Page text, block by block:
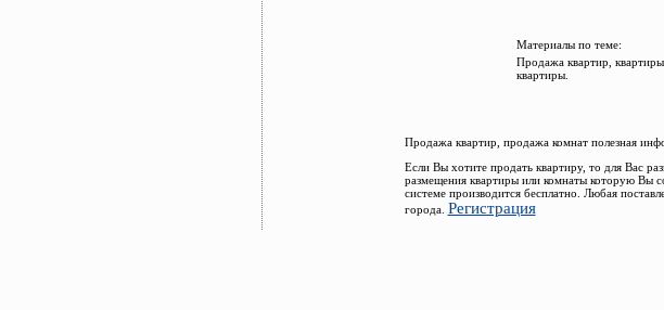
Материалы по теме:
Продажа квартир,
квартиры.
Продажа квартир, продажа комнат полезная
Если Вы хотите продать квартиру, то для Вас
размещения квартиры или комнаты которую Вы
системе производится бесплатно. Любая
города. Регистрация